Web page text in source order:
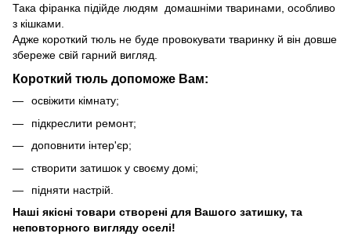
Така фіранка підійде людям домашніми тваринами, особливо
з кішками.
Адже короткий тюль не буде провокувати тваринку й він довше
збереже свій гарний вигляд.
Короткий тюль допоможе Вам:
освіжити кімнату;
підкреслити ремонт;
доповнити інтер'єр;
створити затишок у своєму домі;
підняти настрій.
Наші якісні товари створені для Вашого затишку, та
неповторного вигляду оселі!